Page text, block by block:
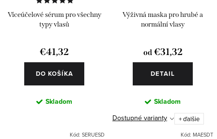
Víceúčelové sérum pro všechny
typy vlasů
€41,32
DO KOŠÍKA
Skladom
Kód: SERUESD
Výživná maska pro hrubé a
normální vlasy
od €31,32
DETAIL
Skladom
Dostupné varianty + ďalšie
Kód: MAESDT